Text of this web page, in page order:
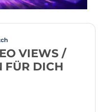
VIEWS /
FÜR DICH